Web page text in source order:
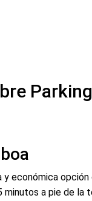
y económica opción
minutos a pie de la